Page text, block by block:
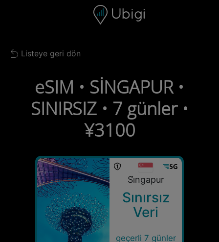
Gezinme çubuğu Alt bilgi
Back to list
Listeye geri dön
eSIM • SİNGAPUR •
SINIRSIZ • 7 günler •
¥3100
Si̇ngapur
Sınırsız
Veri
geçerli 7 günler